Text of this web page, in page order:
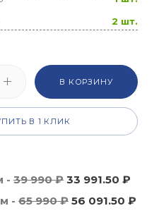
2 шт.
В КОРЗИНУ
В 1 КЛИК
- 39 990 ₽ 33 991.50 ₽
- 65 990 ₽ 56 091.50 ₽